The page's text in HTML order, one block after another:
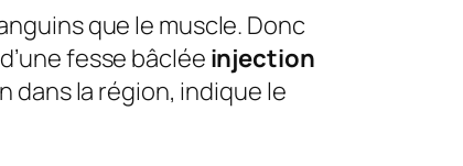
que le muscle. Donc
fesse bâclée injection
la région, indique le